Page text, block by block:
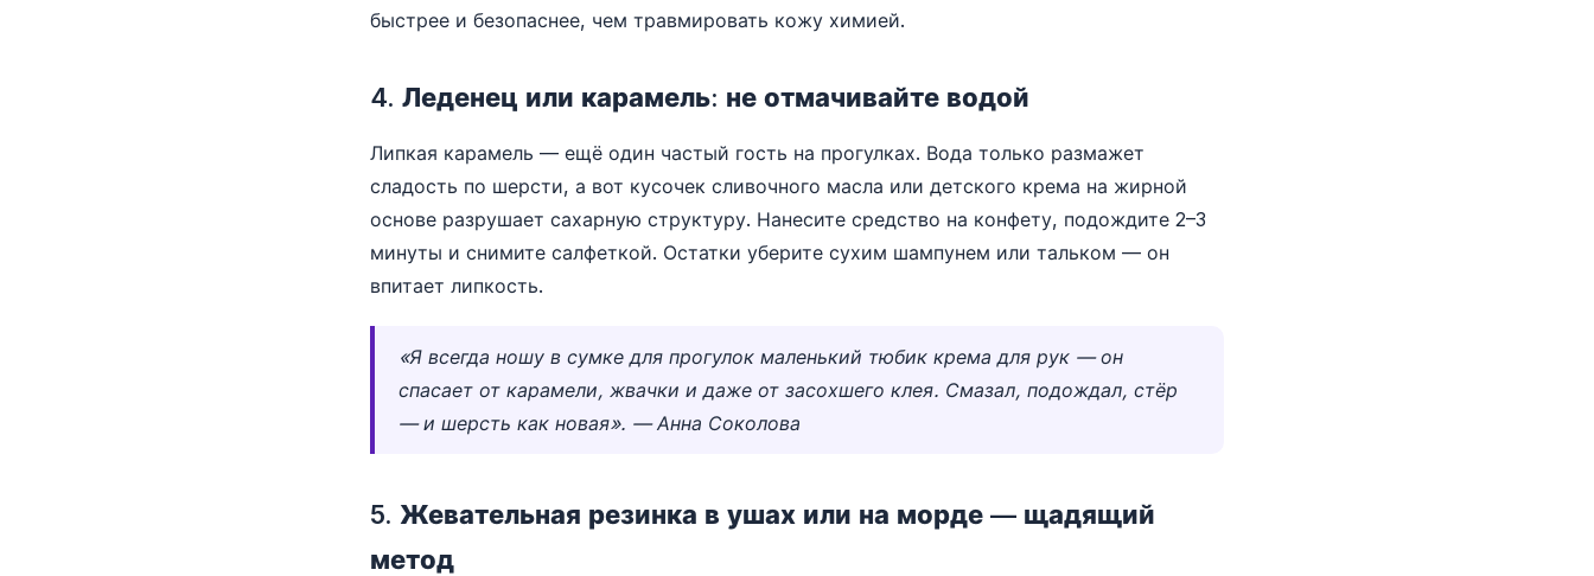
быстрее и безопаснее, чем травмировать кожу химией.
4. Леденец или карамель: не отмачивайте водой
Липкая карамель — ещё один частый гость на прогулках. Вода только размажет
сладость по шерсти, а вот кусочек сливочного масла или детского крема на жирной
основе разрушает сахарную структуру. Нанесите средство на конфету, подождите 2–3
минуты и снимите салфеткой. Остатки уберите сухим шампунем или тальком — он
впитает липкость.
«Я всегда ношу в сумке для прогулок маленький тюбик крема для рук — он
спасает от карамели, жвачки и даже от засохшего клея. Смазал, подождал, стёр
— и шерсть как новая». — Анна Соколова
5. Жевательная резинка в ушах или на морде — щадящий
метод